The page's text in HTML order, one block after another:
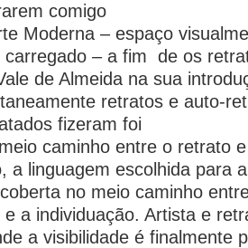
comigo
Moderna – espaço
carregado – a fim de os
de Almeida na sua
retratos e auto-
fizeram foi
caminho entre o retrato
a linguagem escolhida para
no meio caminho
a individuação. Artista e
a visibilidade é finalmente